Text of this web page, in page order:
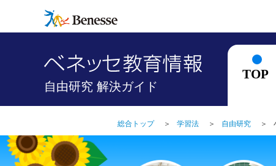
自由研究 解決ガイド
TOP
総合トップ ＞ 学習法 ＞ 自由研究 ＞